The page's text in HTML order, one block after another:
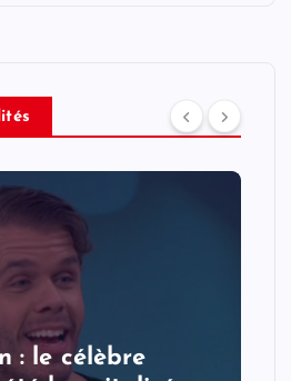
: le célèbre